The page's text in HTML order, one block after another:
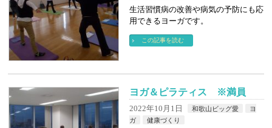
生活習慣病の改善や病気の予防にも応
用できるヨーガです。
この記事を読む
ヨガ＆ピラティス ※満員
2022年10月1日 和歌山ビッグ愛
ヨ
ガ
健康づくり